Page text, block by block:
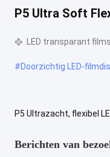
P5 Ultra Soft
LED transparant
#Doorzichtig LED-
P5 Ultrazacht, flexibel
Berichten van